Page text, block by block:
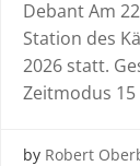
Debant Am
Station des
2026 statt.
Zeitmodus
by Robert